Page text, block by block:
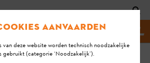
Stihl-website
aanvaarden
van deze website worden technisch noodzakelijke
gebruikt (categorie ‘Noodzakelijk’).